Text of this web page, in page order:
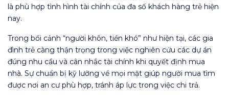
là phù hợp tình hình tài chính của đa số khách hàng trẻ hiện
nay.
Trong bối cảnh “người khôn, tiền khó” như hiện tại, các gia
đình trẻ càng thận trọng trong việc nghiên cứu các dự án
đúng nhu cầu và cân nhắc tài chính khi quyết định mua
nhà. Sự chuẩn bị kỹ lưỡng về mọi mặt giúp người mua tìm
được nơi an cư phù hợp, tránh áp lực trong việc chi trả.